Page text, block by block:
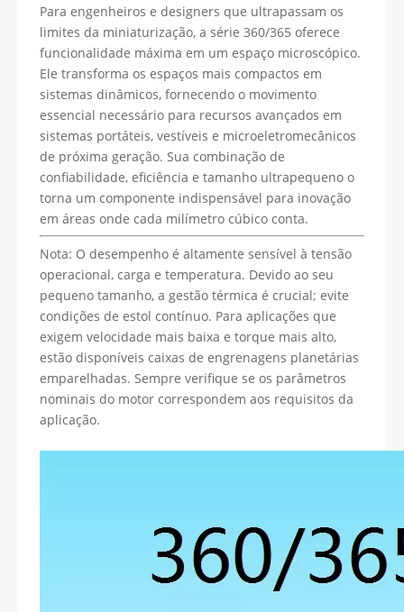
Para engenheiros e designers que ultrapassam os
limites da miniaturização, a série 360/365 oferece
funcionalidade máxima em um espaço microscópico.
Ele transforma os espaços mais compactos em
sistemas dinâmicos, fornecendo o movimento
essencial necessário para recursos avançados em
sistemas portáteis, vestíveis e microeletromecânicos
de próxima geração. Sua combinação de
confiabilidade, eficiência e tamanho ultrapequeno o
torna um componente indispensável para inovação
em áreas onde cada milímetro cúbico conta.
Nota: O desempenho é altamente sensível à tensão
operacional, carga e temperatura. Devido ao seu
pequeno tamanho, a gestão térmica é crucial; evite
condições de estol contínuo. Para aplicações que
exigem velocidade mais baixa e torque mais alto,
estão disponíveis caixas de engrenagens planetárias
emparelhadas. Sempre verifique se os parâmetros
nominais do motor correspondem aos requisitos da
aplicação.